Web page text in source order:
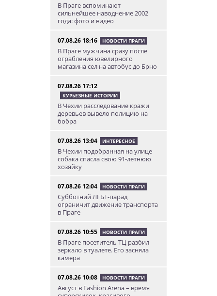
В Праге вспоминают
сильнейшее наводнение 2002
года: фото и видео
07.08.26 18:16 НОВОСТИ ПРАГИ
В Праге мужчина сразу после
ограбления ювелирного
магазина сел на автобус до Брно
07.08.26 17:12
КУРЬЕЗНЫЕ ИСТОРИИ
В Чехии расследование кражи
деревьев вывело полицию на
бобра
07.08.26 13:04 ИНТЕРЕСНОЕ
В Чехии подобранная на улице
собака спасла свою 91-летнюю
хозяйку
07.08.26 12:04 НОВОСТИ ПРАГИ
Субботний ЛГБТ-парад
ограничит движение транспорта
в Праге
07.08.26 10:55 НОВОСТИ ПРАГИ
В Праге посетитель ТЦ разбил
зеркало в туалете. Его засняла
камера
07.08.26 10:08 НОВОСТИ ПРАГИ
Август в Fashion Arena – время